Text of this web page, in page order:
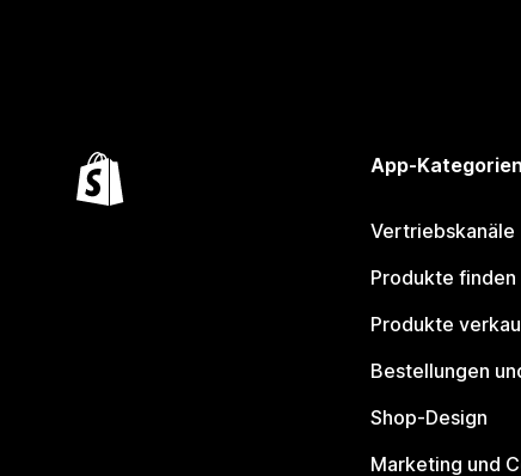
App-Kategorien
Vertriebskanäle
Produkte finden
Produkte
Bestellungen
Shop-Design
Marketing und